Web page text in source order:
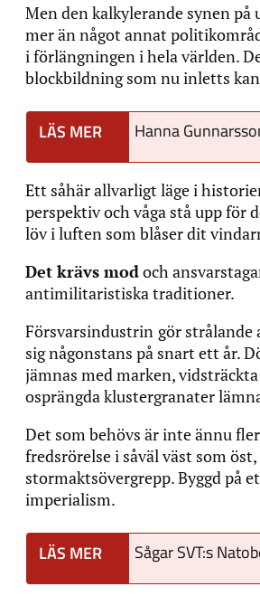
Men den kalkylerande synen på
mer än något annat
i förlängningen i hela världen.
blockbildning som nu inletts
Hanna
Ett såhär allvarligt läge i
perspektiv och våga stå upp för
löv i luften som blåser dit
Det krävs modoch
antimilitaristiska traditioner.
Försvarsindustrin gör
sig någonstans på snart ett år.
jämnas med marken,
osprängda klustergranater
Det som behövs är inte ännu
fredsrörelse i såväl väst som
stormaktsövergrepp. Byggd på
imperialism.
Sågar SVT:s